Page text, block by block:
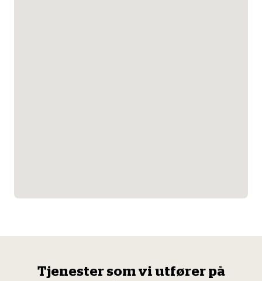
Tjenester som vi utfører på